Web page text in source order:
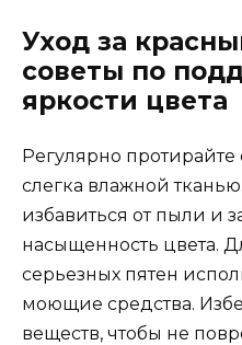
Уход за
советы по
яркости цвета
Регулярно
слегка влажной
избавиться от пыли и
насыщенность цвета.
серьезных пятен
моющие средства.
веществ, чтобы не